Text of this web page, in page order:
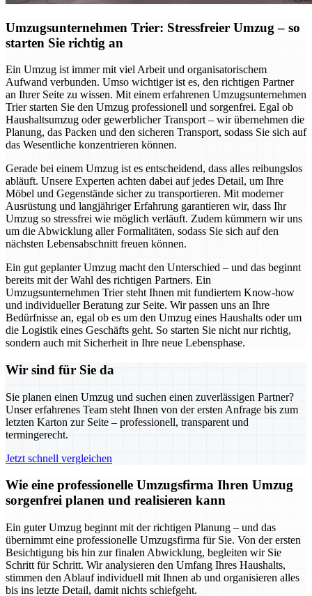
Umzugsunternehmen Trier: Stressfreier Umzug – so
starten Sie richtig an
Ein Umzug ist immer mit viel Arbeit und organisatorischem
Aufwand verbunden. Umso wichtiger ist es, den richtigen Partner
an Ihrer Seite zu wissen. Mit einem erfahrenen Umzugsunternehmen
Trier starten Sie den Umzug professionell und sorgenfrei. Egal ob
Haushaltsumzug oder gewerblicher Transport – wir übernehmen die
Planung, das Packen und den sicheren Transport, sodass Sie sich auf
das Wesentliche konzentrieren können.
Gerade bei einem Umzug ist es entscheidend, dass alles reibungslos
abläuft. Unsere Experten achten dabei auf jedes Detail, um Ihre
Möbel und Gegenstände sicher zu transportieren. Mit moderner
Ausrüstung und langjähriger Erfahrung garantieren wir, dass Ihr
Umzug so stressfrei wie möglich verläuft. Zudem kümmern wir uns
um die Abwicklung aller Formalitäten, sodass Sie sich auf den
nächsten Lebensabschnitt freuen können.
Ein gut geplanter Umzug macht den Unterschied – und das beginnt
bereits mit der Wahl des richtigen Partners. Ein
Umzugsunternehmen Trier steht Ihnen mit fundiertem Know-how
und individueller Beratung zur Seite. Wir passen uns an Ihre
Bedürfnisse an, egal ob es um den Umzug eines Haushalts oder um
die Logistik eines Geschäfts geht. So starten Sie nicht nur richtig,
sondern auch mit Sicherheit in Ihre neue Lebensphase.
Wir sind für Sie da
Sie planen einen Umzug und suchen einen zuverlässigen Partner?
Unser erfahrenes Team steht Ihnen von der ersten Anfrage bis zum
letzten Karton zur Seite – professionell, transparent und
termingerecht.
Jetzt schnell vergleichen
Wie eine professionelle Umzugsfirma Ihren Umzug
sorgenfrei planen und realisieren kann
Ein guter Umzug beginnt mit der richtigen Planung – und das
übernimmt eine professionelle Umzugsfirma für Sie. Von der ersten
Besichtigung bis hin zur finalen Abwicklung, begleiten wir Sie
Schritt für Schritt. Wir analysieren den Umfang Ihres Haushalts,
stimmen den Ablauf individuell mit Ihnen ab und organisieren alles
bis ins letzte Detail, damit nichts schiefgeht.